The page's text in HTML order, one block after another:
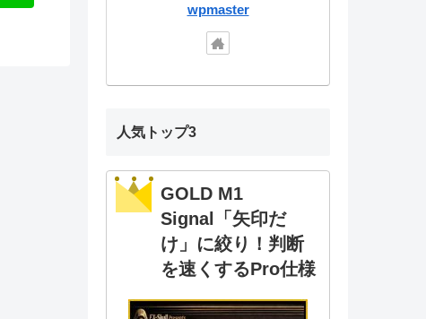
wpmaster
人気トップ3
GOLD M1
Signal「矢印だ
け」に絞り！判断
を速くするPro仕様